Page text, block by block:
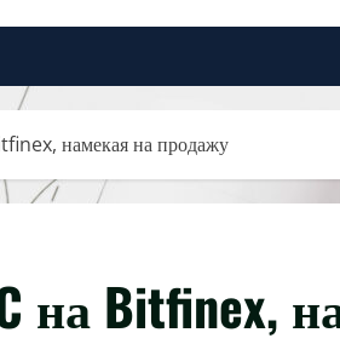
намекая на продажу
на Bitfinex,